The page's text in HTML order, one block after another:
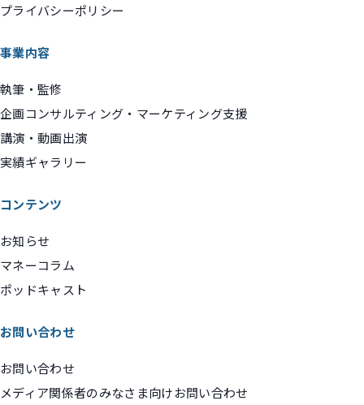
プライバシーポリシー
事業内容
執筆・監修
企画コンサルティング・マーケティング支援
講演・動画出演
実績ギャラリー
コンテンツ
お知らせ
マネーコラム
ポッドキャスト
お問い合わせ
お問い合わせ
メディア関係者のみなさま向けお問い合わせ